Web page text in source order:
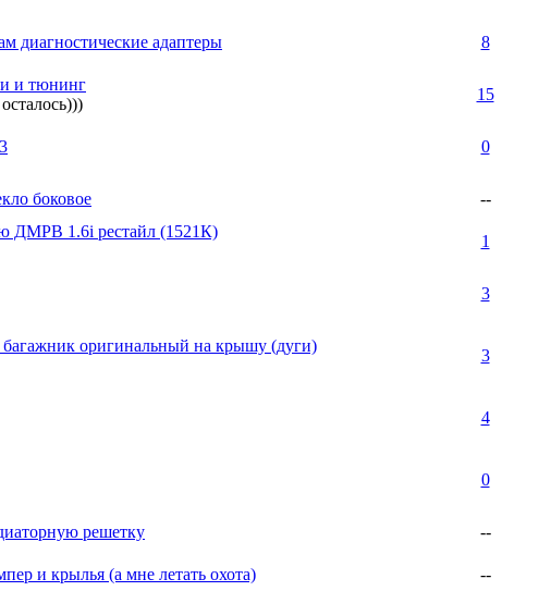
диагностические адаптеры 8
и тюнинг
15
0
боковое --
ДМРВ 1.6i рестайл (1521К)
1
3
оригинальный на крышу (дуги)
3
4
0
решетку --
и крылья (а мне летать охота) --